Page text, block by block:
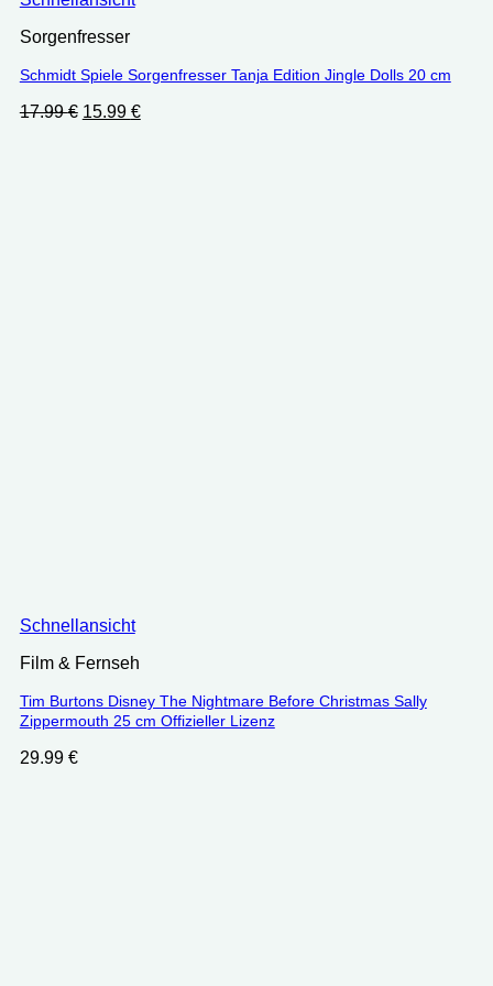
Sorgenfresser
Schmidt Spiele Sorgenfresser Tanja Edition Jingle Dolls 20 cm
17.99€ Ursprünglicher
15.99 €Aktueller
Schnellansicht
Film & Fernseh
Tim Burtons Disney The Nightmare Before Christmas Sally
Zippermouth 25 cm Offizieller Lizenz
29.99 €